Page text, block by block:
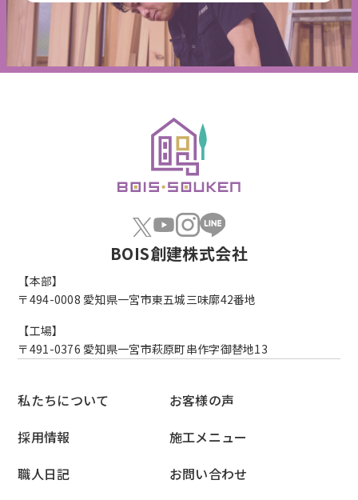
BOIS創建株式会社
【本部】
〒494-0008 愛知県一宮市東五城三味廓42番地
【工場】
〒491-0376 愛知県一宮市萩原町串作字御替地13
私たちについて
お客様の声
採用情報
施工メニュー
職人日記
お問い合わせ